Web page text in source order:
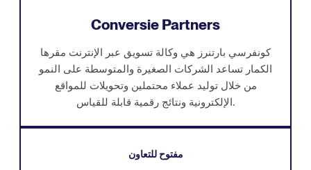
Conversie Partners
كونفرسي بارتنرز هي وكالة تسويق عبر الإنترنت مقرها
الكمار تساعد الشركات الصغيرة والمتوسطة على النمو
من خلال توليد عملاء محتملين وتحويلات للمواقع
الإلكترونية ونتائج رقمية قابلة للقياس.
مفتوح للتعاون